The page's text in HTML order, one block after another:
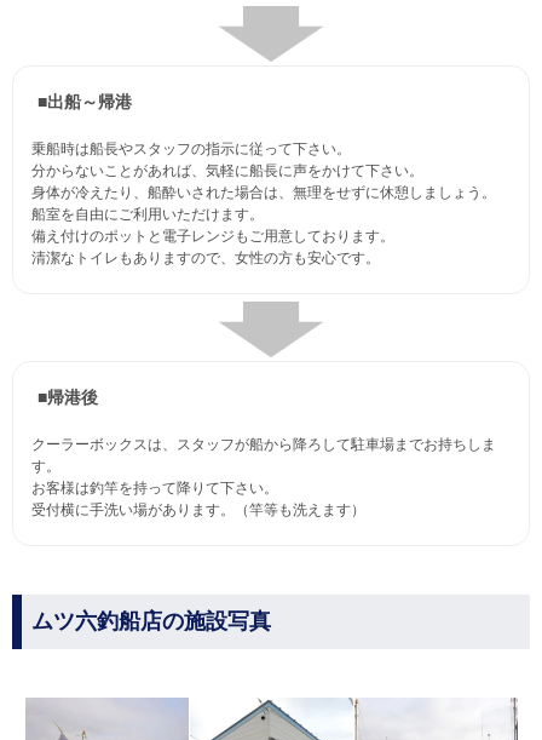
■出船～帰港
乗船時は船長やスタッフの指示に従って下さい。
分からないことがあれば、気軽に船長に声をかけて下さい。
身体が冷えたり、船酔いされた場合は、無理をせずに休憩しましょう。
船室を自由にご利用いただけます。
備え付けのポットと電子レンジもご用意しております。
清潔なトイレもありますので、女性の方も安心です。
■帰港後
クーラーボックスは、スタッフが船から降ろして駐車場までお持ちしま
す。
お客様は釣竿を持って降りて下さい。
受付横に手洗い場があります。（竿等も洗えます）
ムツ六釣船店の施設写真